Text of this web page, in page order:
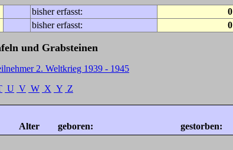
bisher erfasst:
0
bisher erfasst: 0
und Grabsteinen
2. Weltkrieg 1939 - 1945
U V W X Y Z
Alter geboren:
gestorben: